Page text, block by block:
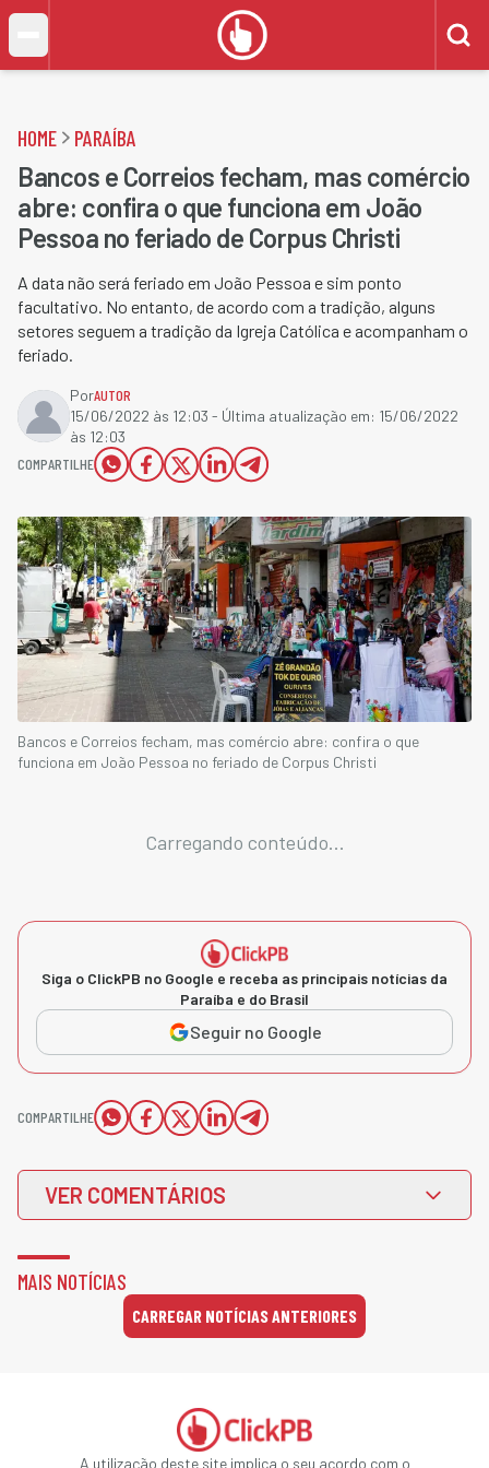
HOME PARAÍBA
Bancos e Correios fecham, mas comércio
abre: confira o que funciona em João
Pessoa no feriado de Corpus Christi
A data não será feriado em João Pessoa e sim ponto
facultativo. No entanto, de acordo com a tradição, alguns
setores seguem a tradição da Igreja Católica e acompanham o
feriado.
PorAUTOR
15/06/2022 às 12:03 - Última atualização em: 15/06/2022
às 12:03
COMPARTILHE
Bancos e Correios fecham, mas comércio abre: confira o que
funciona em João Pessoa no feriado de Corpus Christi
Carregando conteúdo...
Siga o ClickPB no Google e receba as principais notícias da
Paraíba e do Brasil
Seguir no Google
COMPARTILHE
VER COMENTÁRIOS
MAIS NOTÍCIAS
CARREGAR NOTÍCIAS ANTERIORES
A utilização deste site implica o seu acordo com o